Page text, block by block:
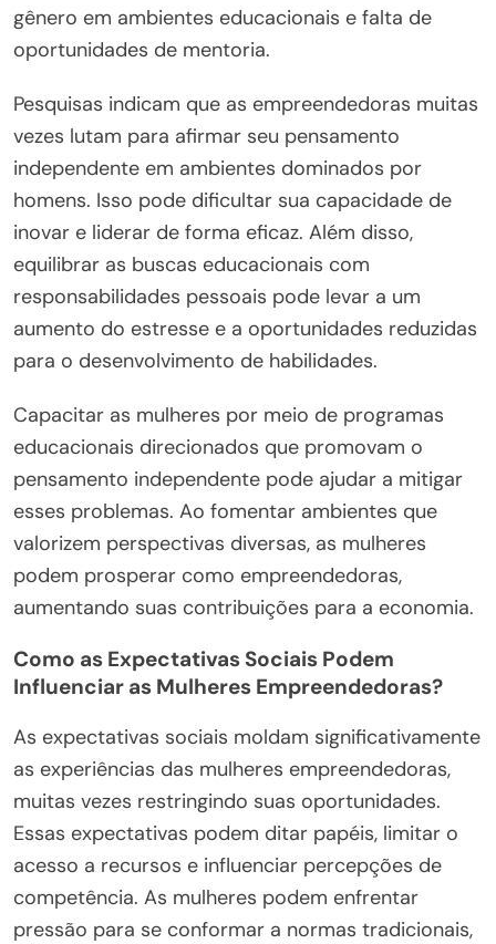
gênero em ambientes educacionais e falta de
oportunidades de mentoria.
Pesquisas indicam que as empreendedoras muitas
vezes lutam para afirmar seu pensamento
independente em ambientes dominados por
homens. Isso pode dificultar sua capacidade de
inovar e liderar de forma eficaz. Além disso,
equilibrar as buscas educacionais com
responsabilidades pessoais pode levar a um
aumento do estresse e a oportunidades reduzidas
para o desenvolvimento de habilidades.
Capacitar as mulheres por meio de programas
educacionais direcionados que promovam o
pensamento independente pode ajudar a mitigar
esses problemas. Ao fomentar ambientes que
valorizem perspectivas diversas, as mulheres
podem prosperar como empreendedoras,
aumentando suas contribuições para a economia.
Como as Expectativas Sociais Podem
Influenciar as Mulheres Empreendedoras?
As expectativas sociais moldam significativamente
as experiências das mulheres empreendedoras,
muitas vezes restringindo suas oportunidades.
Essas expectativas podem ditar papéis, limitar o
acesso a recursos e influenciar percepções de
competência. As mulheres podem enfrentar
pressão para se conformar a normas tradicionais,